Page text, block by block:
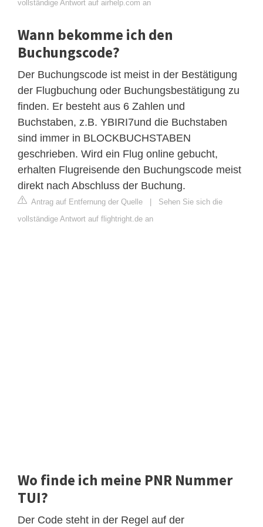
vollständige Antwort auf airhelp.com an
Wann bekomme ich den
Buchungscode?
Der Buchungscode ist meist in der Bestätigung
der Flugbuchung oder Buchungsbestätigung zu
finden. Er besteht aus 6 Zahlen und
Buchstaben, z.B. YBIRI7und die Buchstaben
sind immer in BLOCKBUCHSTABEN
geschrieben. Wird ein Flug online gebucht,
erhalten Flugreisende den Buchungscode meist
direkt nach Abschluss der Buchung.
Antrag auf Entfernung der Quelle
Sehen Sie sich die
vollständige Antwort auf flightright.de an
Wo finde ich meine PNR Nummer
TUI?
Der Code steht in der Regel auf der